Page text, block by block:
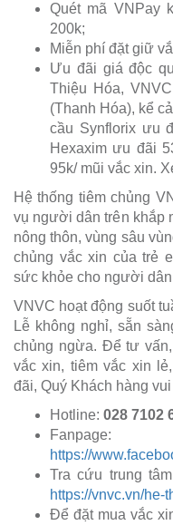
Quét mã VNPay
200k;
Miễn phí đặt giữ
Ưu đãi giá độc
Thiệu Hóa,
(Thanh Hóa), kể
cầu Synflorix ưu
Hexaxim ưu đãi
95k/ mũi vắc xin.
Hệ thống tiêm chủng
vụ người dân trên khắp
nông thôn, vùng sâu
chủng vắc xin của trẻ
sức khỏe cho người
VNVC hoạt động suốt
Lễ không nghỉ, sẵn
chủng ngừa. Để tư
vắc xin, tiêm vắc xin
đãi, Quý Khách hàng
Hotline: 028 7102
Fanpage:
https://
Tra cứu trung
https://vnvc.vn/he-
Để đặt mua vắc